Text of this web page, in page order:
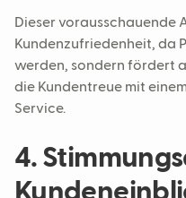
Dieser vorausschauende
Kundenzufriedenheit, da
werden, sondern fördert
die Kundentreue mit
Service.
4.